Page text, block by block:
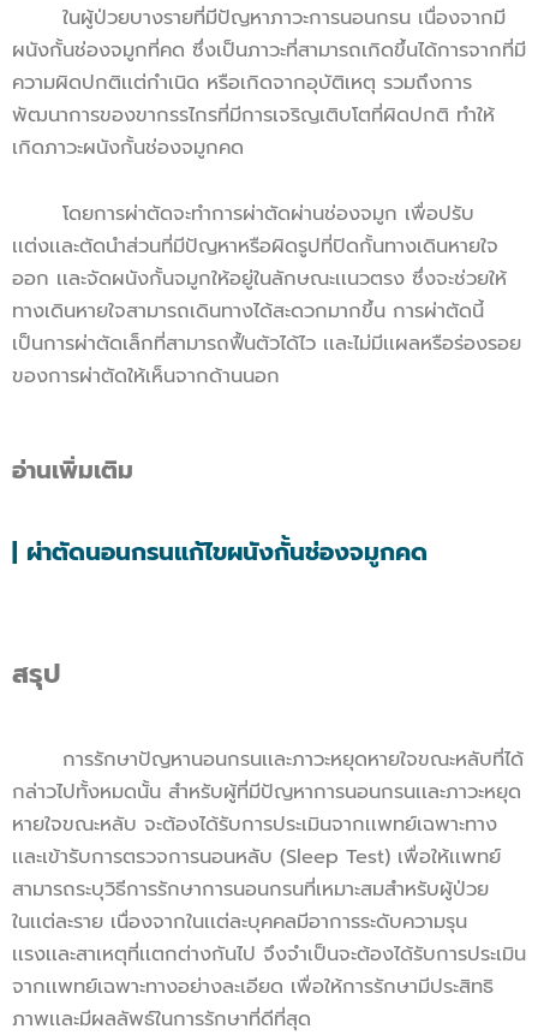
ในผู้ป่วยบางรายที่มีปัญหาภาวะการนอนกรน เนื่องจากมี
ผนังกั้นช่องจมูกที่คด ซึ่งเป็นภาวะที่สามารถเกิดขึ้นได้การจากที่มี
ความผิดปกติเเต่กำเนิด หรือเกิดจากอุบัติเหตุ รวมถึงการ
พัฒนาการของขากรรไกรที่มีการเจริญเติบโตที่ผิดปกติ ทำให้
เกิดภาวะผนังกั้นช่องจมูกคด
โดยการผ่าตัดจะทำการผ่าตัดผ่านช่องจมูก เพื่อปรับ
เเต่งเเละตัดนำส่วนที่มีปัญหาหรือผิดรูปที่ปิดกั้นทางเดินหายใจ
ออก เเละจัดผนังกั้นจมูกให้อยู่ในลักษณะเเนวตรง ซึ่งจะช่วยให้
ทางเดินหายใจสามารถเดินทางได้สะดวกมากขึ้น การผ่าตัดนี้
เป็นการผ่าตัดเล็กที่สามารถฟื้นตัวได้ไว เเละไม่มีเเผลหรือร่องรอย
ของการผ่าตัดให้เห็นจากด้านนอก
อ่านเพิ่มเติม
| ผ่าตัดนอนกรนแก้ไขผนังกั้นช่องจมูกคด
สรุป
การรักษาปัญหานอนกรนเเละภาวะหยุดหายใจขณะหลับที่ได้
กล่าวไปทั้งหมดนั้น สำหรับผู้ที่มีปัญหาการนอนกรนเเละภาวะหยุด
หายใจขณะหลับ จะต้องได้รับการประเมินจากเเพทย์เฉพาะทาง
เเละเข้ารับการตรวจการนอนหลับ (Sleep Test) เพื่อให้เเพทย์
สามารถระบุวิธีการรักษาการนอนกรนที่เหมาะสมสำหรับผู้ป่วย
ในเเต่ละราย เนื่องจากในเเต่ละบุคคลมีอาการระดับความรุน
เเรงเเละสาเหตุที่เเตกต่างกันไป จึงจำเป็นจะต้องได้รับการประเมิน
จากเเพทย์เฉพาะทางอย่างละเอียด เพื่อให้การรักษามีประสิทธิ
ภาพเเละมีผลลัพธ์ในการรักษาที่ดีที่สุด